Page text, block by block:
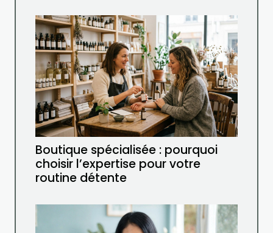
Boutique spécialisée : pourquoi
choisir l’expertise pour votre
routine détente